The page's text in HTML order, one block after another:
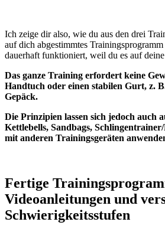
Ich zeige dir also, wie du aus den drei
auf dich abgestimmtes
dauerhaft funktioniert, weil du es auf
Das ganze Training erfordert keine
Handtuch oder einen stabilen Gurt, z.
Gepäck.
Die Prinzipien lassen sich jedoch auch
Kettlebells, Sandbags,
mit anderen Trainingsgeräten
Fertige
Videoanleitungen und
Schwierigkeitsstufen